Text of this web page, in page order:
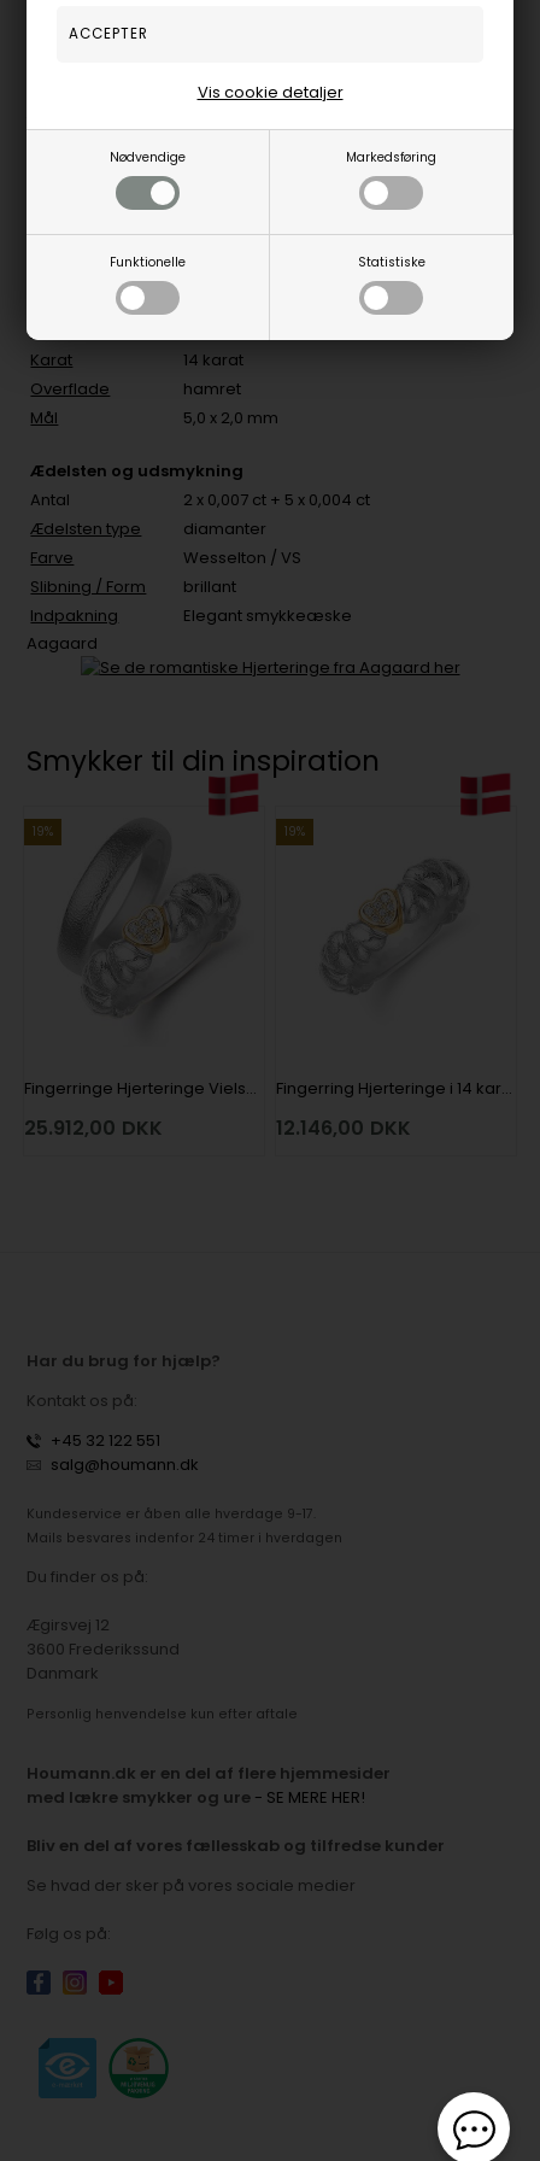
Nødvendige Markedsføring
Funktionelle Statistiske
Vis cookie detaljer
højden
hvidguld - og hjertet med diamanter i flere størrelser og guld
Se flere vielsesringe og varianter fra Aagaard her
Dame & Herre
Ædelmetal
Karat
14 karat
Overflade
hamret
Mål
5,0 x 2,0 mm
Ædelsten og udsmykning
Antal
2 x 0,007 ct + 5 x 0,004 ct
Ædelsten type
diamanter
Farve
Wesselton / VS
Slibning / Form
brillant
Indpakning
Elegant smykkeæske
Aagaard
Smykker til din inspiration
19%
Fingerringe Hjerteringe Vielses i 14 karat hvidguld med 2 x 0,007 ct + 5 x 0,004 ct diamanter
25.912,00 DKK
19%
Fingerring Hjerteringe i 14 karat hvidguld med 2 x 0,007 ct + 5 x 0,004 ct diamanter
12.146,00 DKK
Har du brug for hjælp?
Kontakt os på:
+45 32 122 551
salg@houmann.dk
Kundeservice er åben alle hverdage 9-17.
Mails besvares indenfor 24 timer i hverdagen
Du finder os på:
Ægirsvej 12
3600 Frederikssund
Danmark
Personlig henvendelse kun efter aftale
Houmann.dk er en del af flere hjemmesider
med lækre smykker og ure - SE MERE HER!
Bliv en del af vores fællesskab og tilfredse kunder
Se hvad der sker på vores sociale medier
Følg os på: